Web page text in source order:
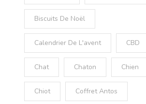
Biscuits De Noël
Calendrier De L'avent CBD
Chat Chaton Chien
Chiot Coffret Antos